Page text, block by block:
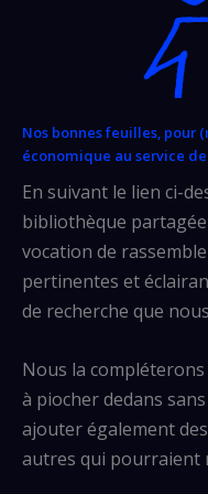
Nos bonnes feuilles,
économique au service
En suivant le lien ci-
bibliothèque
vocation de
pertinentes et
de recherche que
Nous la
à piocher dedans
ajouter également
autres qui pourraient